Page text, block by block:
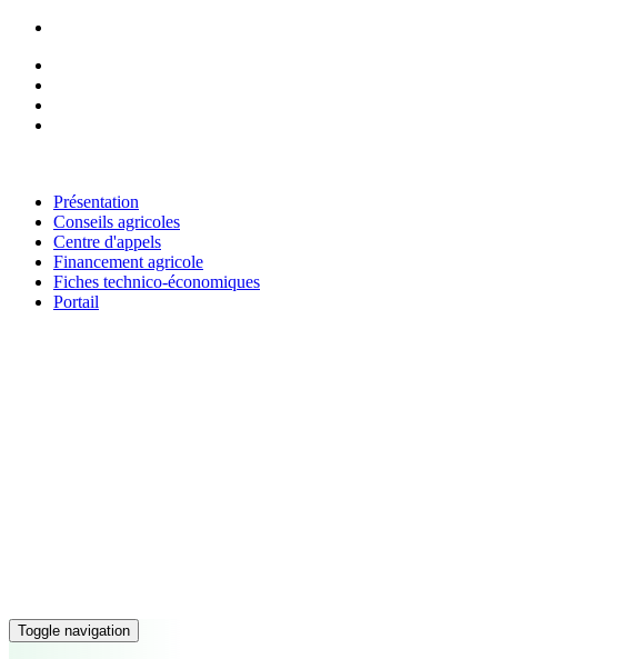
Présentation
Conseils agricoles
Centre d'appels
Financement agricole
Fiches technico-économiques
Portail
Toggle navigation